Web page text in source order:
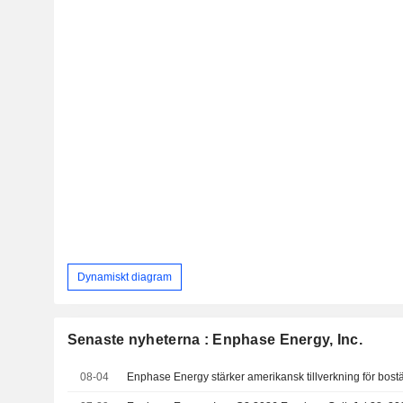
Dynamiskt diagram
Senaste nyheterna : Enphase Energy, Inc.
08-04